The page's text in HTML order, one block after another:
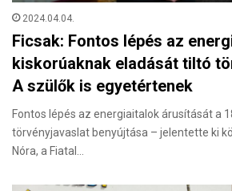
2024.04.04.
Ficsak: Fontos lépés az
kiskorúaknak eladását tiltó
A szülők is egyetértenek
Fontos lépés az energiaitalok árusítását a
törvényjavaslat benyújtása – jelentette ki
Nóra, a Fiatal…